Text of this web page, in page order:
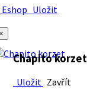
Uložit
Chapito korzet
Uložit Zavřít